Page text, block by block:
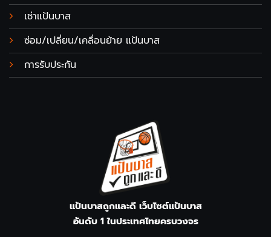
เช่าแป้นบาส
ซ่อม/เปลี่ยน/เคลื่อนย้าย แป้นบาส
การรับประกัน
แป้นบาสถูกและดี เว็บไซต์แป้นบาส
อันดับ 1 ในประเทศไทยครบวงจร